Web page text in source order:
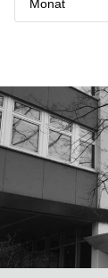
mieten
Essen
Hannover
Seminarraum
Düsseldorf
Büro
Neuss
Hamburg
Bahnhofstrasse
8 Hannover
Düsseldorf
Arcus
Park
Torgauer
Str.
Mainzer
Landstraße
Monat